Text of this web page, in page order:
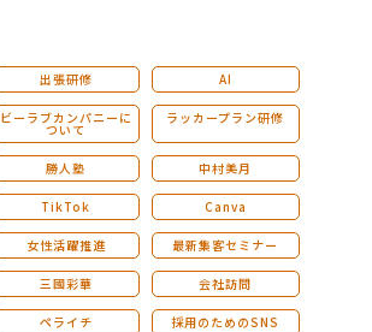
出張研修 AI
ビーラブカンパニーに
ついて
ラッカープラン研修
勝人塾 中村美月
TikTok Canva
女性活躍推進 最新集客セミナー
三國彩華 会社訪問
ペライチ 採用のためのSNS